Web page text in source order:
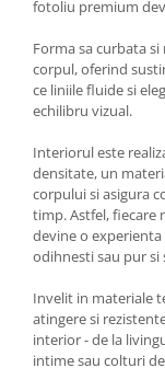
fotoliu premium
Forma sa curbata
corpul, oferind
ce liniile fluide si
echilibru vizual.
Interiorul este
densitate, un
corpului si asigura
timp. Astfel, fiecare
devine o experienta
odihnesti sau pur si
Invelit in materiale
atingere si
interior - de la
intime sau colturi